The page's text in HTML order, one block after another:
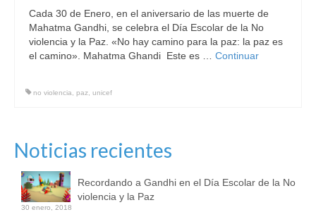
Community
News
Cada 30 de Enero, en el aniversario de las muerte de
Mahatma Gandhi, se celebra el Día Escolar de la No
violencia y la Paz. «No hay camino para la paz: la paz es
el camino». Mahatma Ghandi Este es … Continuar
no violencia paz unicef
Noticias recientes
Recordando a Gandhi en el Día Escolar de la No
violencia y la Paz
30 enero, 2018